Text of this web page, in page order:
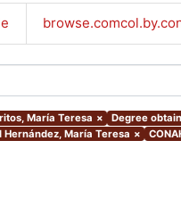
María Teresa × Degree
María Teresa ×